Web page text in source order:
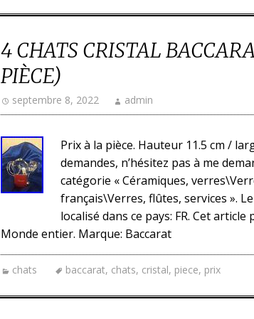
4 CHATS CRISTAL
PIÈCE)
septembre 8, 2022 admin
Prix à la pièce. Hauteur 11.5 cm /
demandes, n’hésitez pas à me
catégorie « Céramiques,
français\Verres, flûtes, services ».
localisé dans ce pays: FR. Cet
Monde entier. Marque: Baccarat
chats baccarat, chats, cristal, piece, prix